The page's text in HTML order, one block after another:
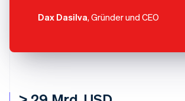
Dax Dasilva, Gründer und CEO